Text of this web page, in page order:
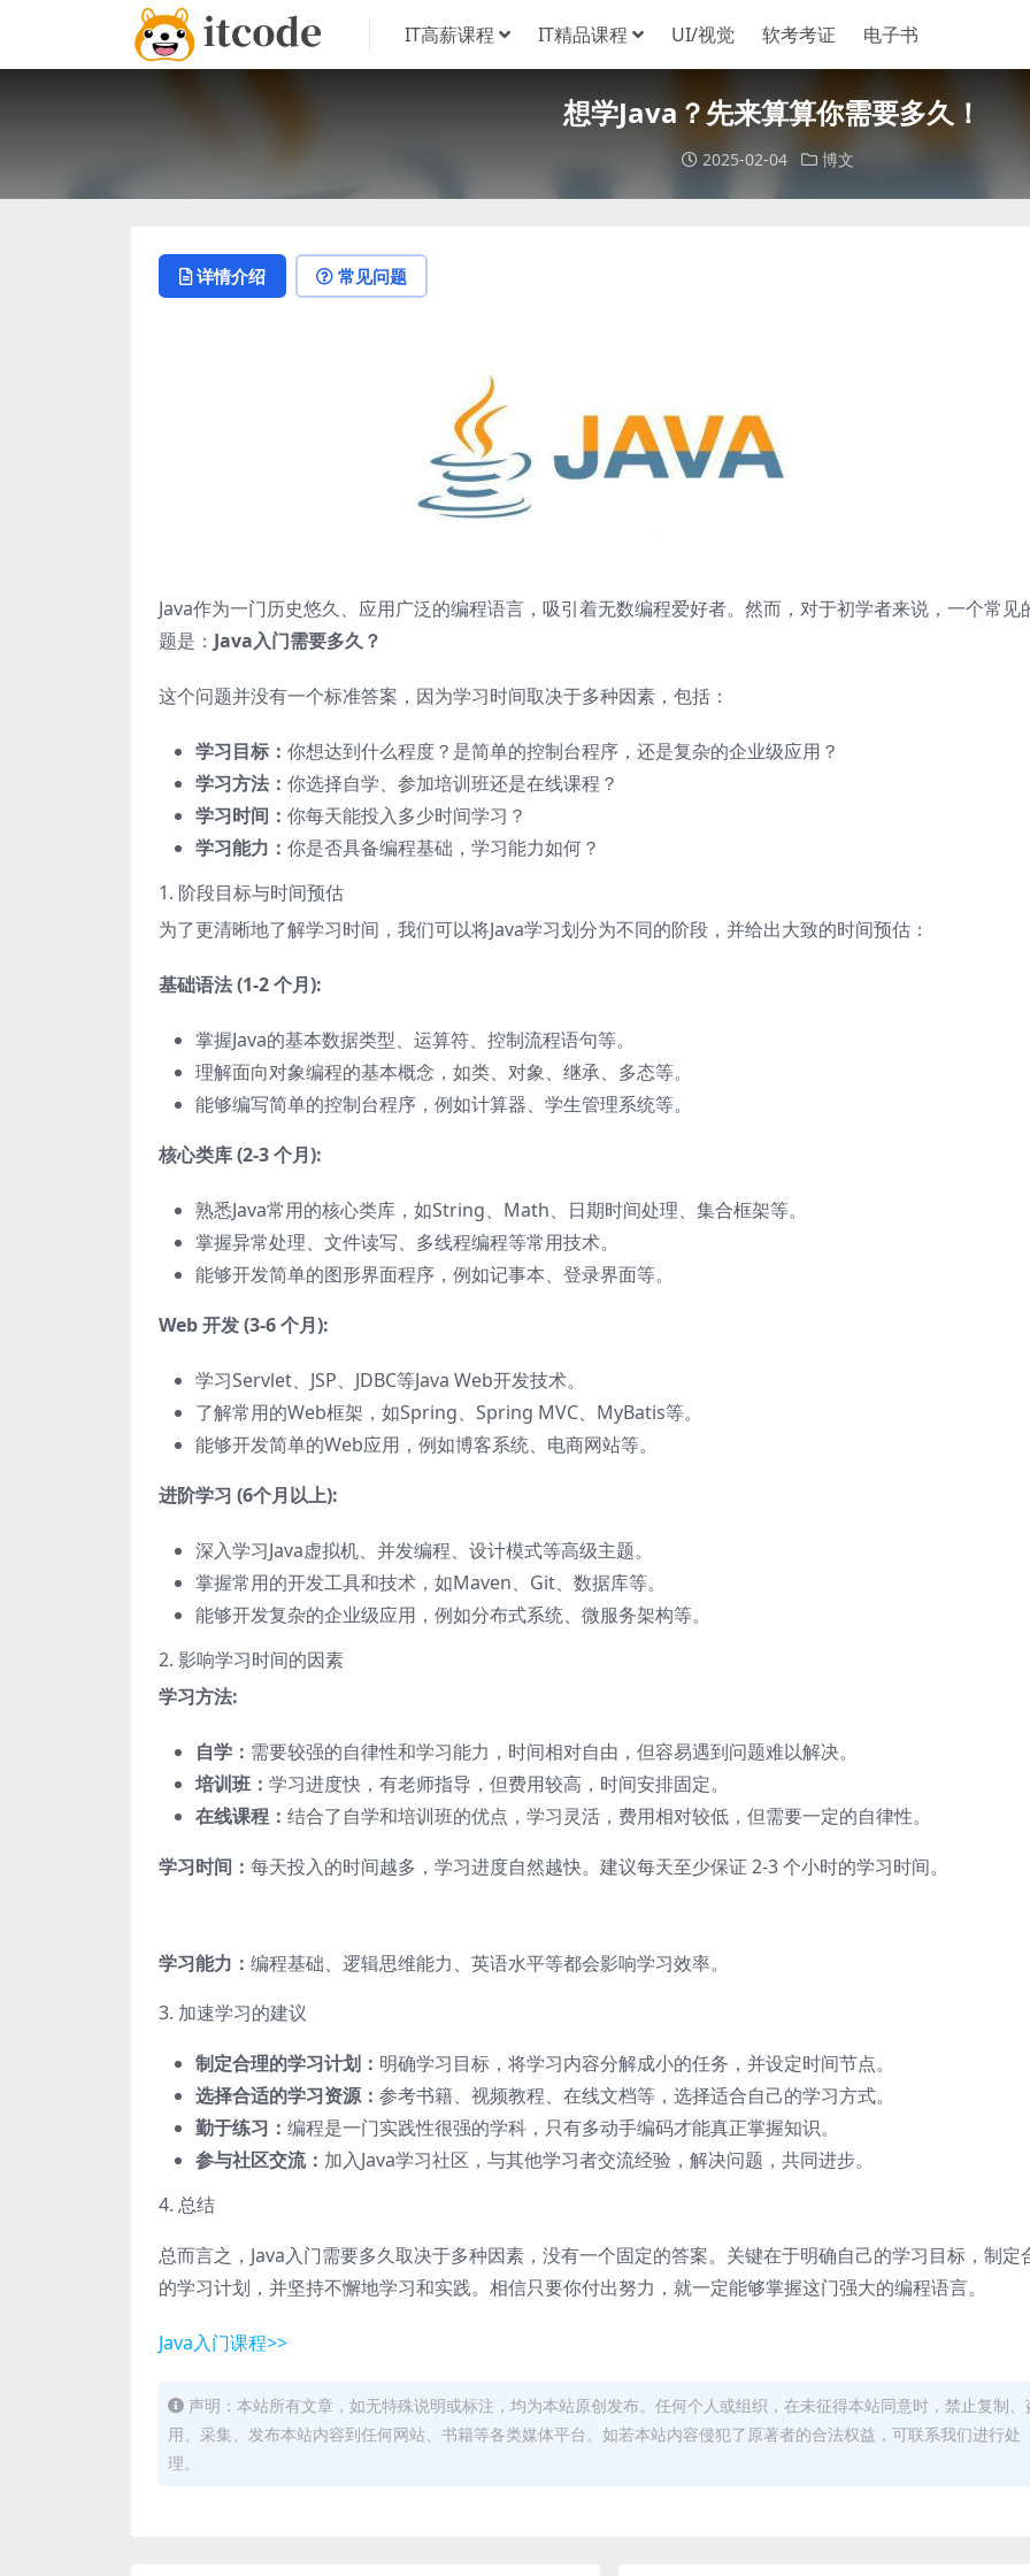
IT高薪课程 IT精品课程 UI/视觉 软考考证 电子书
想学Java？先来算算你需要多久！
2025-02-04 博文
详情介绍 常见问题
Java作为一门历史悠久、应用广泛的编程语言，吸引着无数编程爱好者。然而，对于初学者来说，一个常见
题是： Java入门需要多久？
这个问题并没有一个标准答案，因为学习时间取决于多种因素，包括：
学习目标： 你想达到什么程度？是简单的控制台程序，还是复杂的企业级应用？
学习方法： 你选择自学、参加培训班还是在线课程？
学习时间： 你每天能投入多少时间学习？
学习能力： 你是否具备编程基础，学习能力如何？
1. 阶段目标与时间预估
为了更清晰地了解学习时间，我们可以将Java学习划分为不同的阶段，并给出大致的时间预估：
基础语法 (1-2 个月):
掌握Java的基本数据类型、运算符、控制流程语句等。
理解面向对象编程的基本概念，如类、对象、继承、多态等。
能够编写简单的控制台程序，例如计算器、学生管理系统等。
核心类库 (2-3 个月):
熟悉Java常用的核心类库，如String、Math、日期时间处理、集合框架等。
掌握异常处理、文件读写、多线程编程等常用技术。
能够开发简单的图形界面程序，例如记事本、登录界面等。
Web 开发 (3-6 个月):
学习Servlet、JSP、JDBC等Java Web开发技术。
了解常用的Web框架，如Spring、Spring MVC、MyBatis等。
能够开发简单的Web应用，例如博客系统、电商网站等。
进阶学习 (6个月以上):
深入学习Java虚拟机、并发编程、设计模式等高级主题。
掌握常用的开发工具和技术，如Maven、Git、数据库等。
能够开发复杂的企业级应用，例如分布式系统、微服务架构等。
2. 影响学习时间的因素
学习方法:
自学： 需要较强的自律性和学习能力，时间相对自由，但容易遇到问题难以解决。
培训班： 学习进度快，有老师指导，但费用较高，时间安排固定。
在线课程： 结合了自学和培训班的优点，学习灵活，费用相对较低，但需要一定的自律性。
学习时间： 每天投入的时间越多，学习进度自然越快。建议每天至少保证 2-3 个小时的学习时间。
学习能力： 编程基础、逻辑思维能力、英语水平等都会影响学习效率。
3. 加速学习的建议
制定合理的学习计划： 明确学习目标，将学习内容分解成小的任务，并设定时间节点。
选择合适的学习资源： 参考书籍、视频教程、在线文档等，选择适合自己的学习方式。
勤于练习： 编程是一门实践性很强的学科，只有多动手编码才能真正掌握知识。
参与社区交流： 加入Java学习社区，与其他学习者交流经验，解决问题，共同进步。
4. 总结
总而言之，Java入门需要多久取决于多种因素，没有一个固定的答案。关键在于明确自己的学习目标，制定
的学习计划，并坚持不懈地学习和实践。相信只要你付出努力，就一定能够掌握这门强大的编程语言。
Java入门课程>>
声明：本站所有文章，如无特殊说明或标注，均为本站原创发布。任何个人或组织，在未征得本站同意时，禁止复制、
用、采集、发布本站内容到任何网站、书籍等各类媒体平台。如若本站内容侵犯了原著者的合法权益，可联系我们进行处
理。